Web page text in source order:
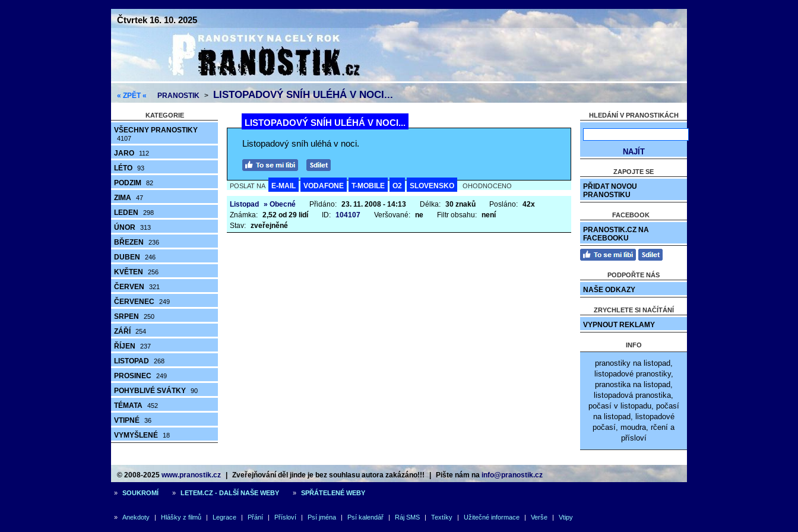
Čtvrtek 16. 10. 2025
« ZPĚT « PRANOSTIK > LISTOPADOVÝ SNÍH ULÉHÁ V NOCI...
KATEGORIE
VŠECHNY PRANOSTIKY
4107
JARO 112
LÉTO 93
PODZIM 82
ZIMA 47
LEDEN 298
ÚNOR 313
BŘEZEN 236
DUBEN 246
KVĚTEN 256
ČERVEN 321
ČERVENEC 249
SRPEN 250
ZÁŘÍ 254
ŘÍJEN 237
LISTOPAD 268
PROSINEC 249
POHYBLIVÉ SVÁTKY 90
TÉMATA 452
VTIPNÉ 36
VYMYŠLENÉ 18
LISTOPADOVÝ SNÍH ULÉHÁ V NOCI...
Listopadový sníh uléhá v noci.
POSLAT NA E-MAIL VODAFONE T-MOBILE O2 SLOVENSKO OHODNOCENO
Listopad » Obecné Přidáno: 23. 11. 2008 - 14:13 Délka: 30 znaků Posláno: 42x
Známka: 2,52 od 29 lidí ID: 104107 Veršované: ne Filtr obsahu: není
Stav: zveřejněné
HLEDÁNÍ V PRANOSTIKÁCH
ZAPOJTE SE
PŘIDAT NOVOU
PRANOSTIKU
FACEBOOK
PRANOSTIK.CZ NA
FACEBOOKU
PODPOŘTE NÁS
NAŠE ODKAZY
ZRYCHLETE SI NAČÍTÁNÍ
VYPNOUT REKLAMY
INFO
pranostiky na listopad,
listopadové pranostiky,
pranostika na listopad,
listopadová pranostika,
počasí v listopadu, počasí
na listopad, listopadové
počasí, moudra, rčení a
přísloví
© 2008-2025 www.pranostik.cz Zveřejňování děl jinde je bez souhlasu autora zakázáno!!! | Pište nám na info@pranostik.cz
» SOUKROMÍ » LETEM.CZ - DALŠÍ NAŠE WEBY » SPŘÁTELENÉ WEBY
» Anekdoty | Hlášky z filmů | Legrace | Přání | Přísloví | Psí jména | Psí kalendář | Ráj SMS | Textíky | Užitečné informace | Verše | Vtipy